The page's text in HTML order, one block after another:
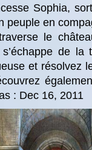
Sophia,
peuple en
le
de
et résolvez
: Dec 16, 2011